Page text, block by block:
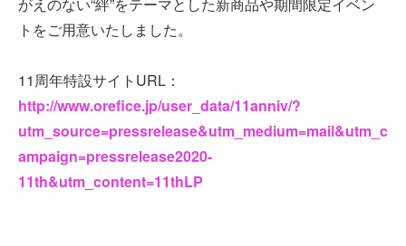
がえのない“絆”をテーマとした新商品や期間限定イベン
トをご用意いたしました。
11周年特設サイトURL：
http://www.orefice.jp/user_data/11anniv/?
utm_source=pressrelease&utm_medium=mail&utm_c
ampaign=pressrelease2020-
11th&utm_content=11thLP